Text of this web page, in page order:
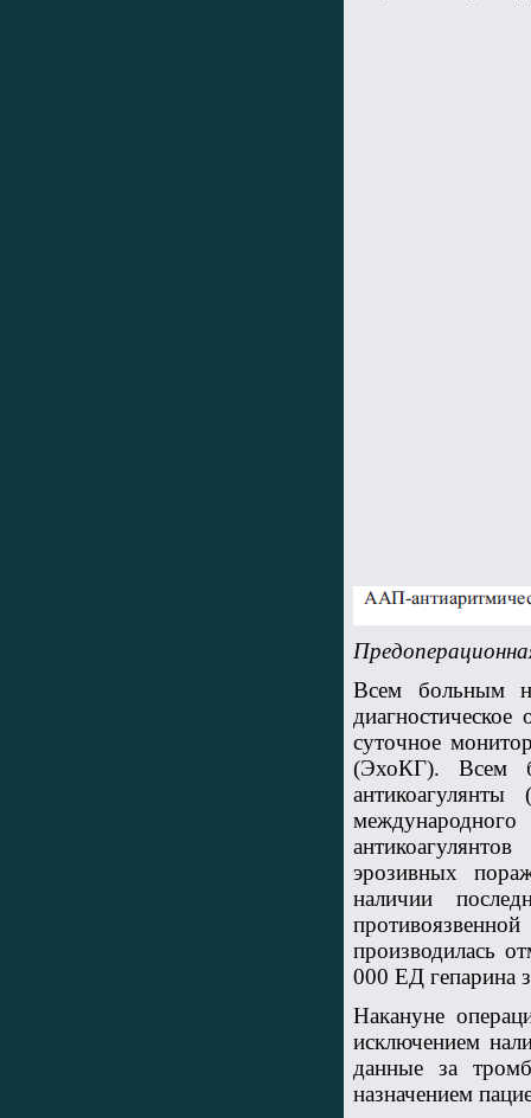
Всем больным
суточное
(ЭхоКГ). Всем
эрозивных
наличии
производилась
000 ЕД гепарина
Накануне
исключением
данные за
назначением